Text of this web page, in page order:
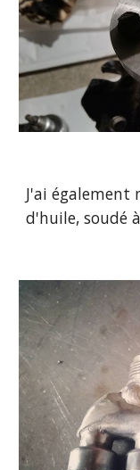
J'ai également
d'huile, soudé